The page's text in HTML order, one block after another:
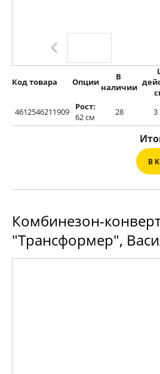
Код товара Опции
В
наличии
4612546211909
Рост:
62 см
28 3
В
Комбинезон-
"Трансформер",